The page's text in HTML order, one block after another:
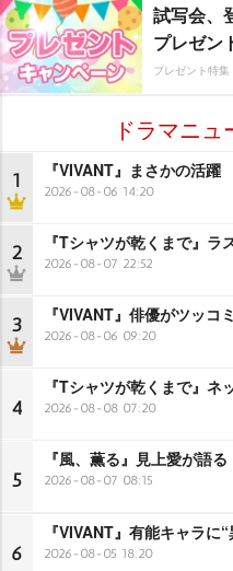
試写会、
プレゼン
プレゼント特集
ドラマニ
1 『VIVANT』まさかの活躍
2026-08-06 14:20
2 『Tシャツが乾くまで』ラ
2026-08-07 22:52
3 『VIVANT』俳優がツッコ
2026-08-06 09:20
4
『Tシャツが乾くまで』ネ
2026-08-08 07:20
5
『風、薫る』見上愛が語る
2026-08-07 08:15
6
『VIVANT』有能キャラに
2026-08-05 18:20